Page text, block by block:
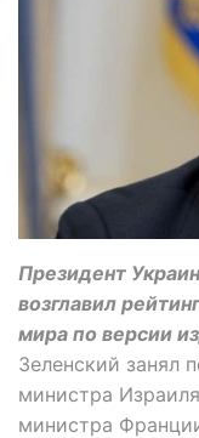
Президент
возглавил
мира по версии
Зеленский занял
министра
министра